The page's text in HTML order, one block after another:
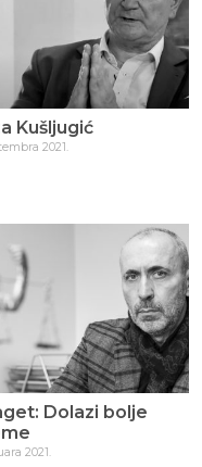
Kušljugić
2021.
Dolazi bolje
2021.